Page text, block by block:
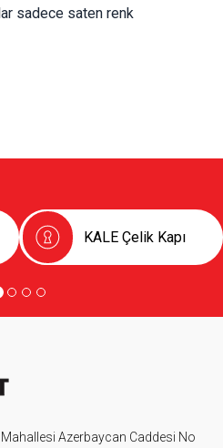
sadece saten renk
KALE Çelik Kapı
Azerbaycan Caddesi No